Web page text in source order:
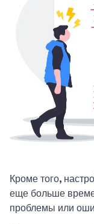
Кроме того,
еще больше
проблемы или